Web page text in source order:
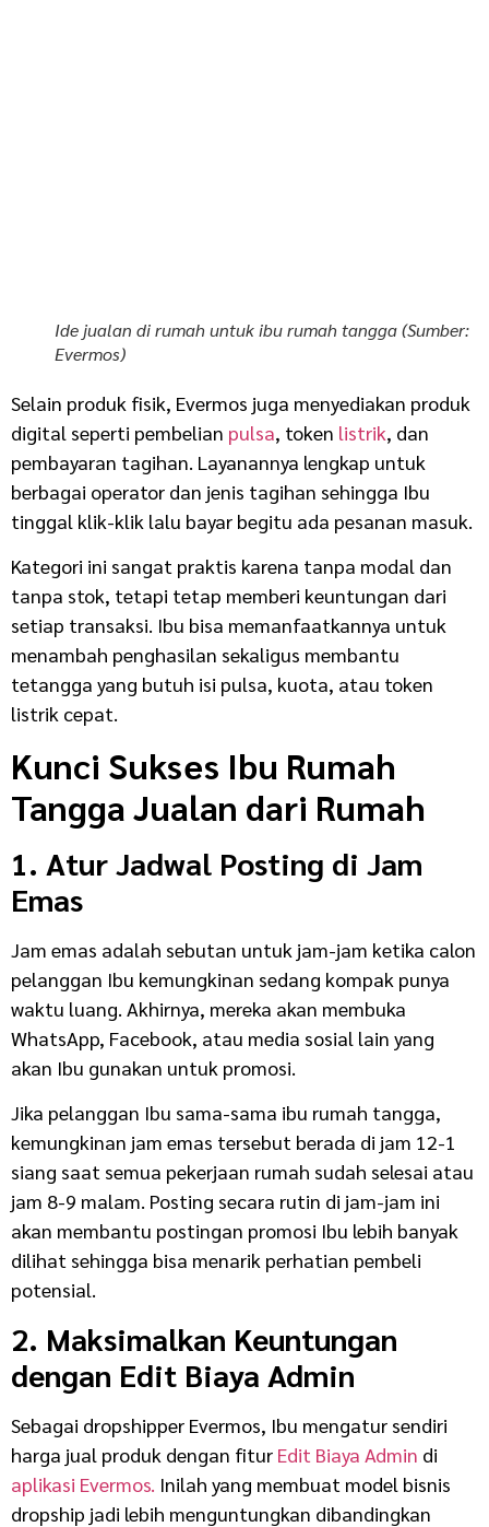
Ide jualan di rumah untuk ibu rumah tangga (Sumber:
Evermos)
Selain produk fisik, Evermos juga menyediakan produk
digital seperti pembelian pulsa, token listrik, dan
pembayaran tagihan. Layanannya lengkap untuk
berbagai operator dan jenis tagihan sehingga Ibu
tinggal klik-klik lalu bayar begitu ada pesanan masuk.
Kategori ini sangat praktis karena tanpa modal dan
tanpa stok, tetapi tetap memberi keuntungan dari
setiap transaksi. Ibu bisa memanfaatkannya untuk
menambah penghasilan sekaligus membantu
tetangga yang butuh isi pulsa, kuota, atau token
listrik cepat.
Kunci Sukses Ibu Rumah
Tangga Jualan dari Rumah
1. Atur Jadwal Posting di Jam
Emas
Jam emas adalah sebutan untuk jam-jam ketika calon
pelanggan Ibu kemungkinan sedang kompak punya
waktu luang. Akhirnya, mereka akan membuka
WhatsApp, Facebook, atau media sosial lain yang
akan Ibu gunakan untuk promosi.
Jika pelanggan Ibu sama-sama ibu rumah tangga,
kemungkinan jam emas tersebut berada di jam 12-1
siang saat semua pekerjaan rumah sudah selesai atau
jam 8-9 malam. Posting secara rutin di jam-jam ini
akan membantu postingan promosi Ibu lebih banyak
dilihat sehingga bisa menarik perhatian pembeli
potensial.
2. Maksimalkan Keuntungan
dengan Edit Biaya Admin
Sebagai dropshipper Evermos, Ibu mengatur sendiri
harga jual produk dengan fitur Edit Biaya Admin di
aplikasi Evermos. Inilah yang membuat model bisnis
dropship jadi lebih menguntungkan dibandingkan